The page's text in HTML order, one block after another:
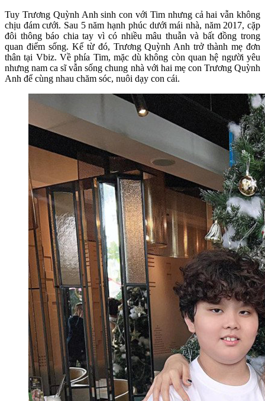
Tuy Trương Quỳnh Anh sinh con với Tim nhưng cả hai vẫn không
chịu đám cưới. Sau 5 năm hạnh phúc dưới mái nhà, năm 2017, cặp
đôi thông báo chia tay vì có nhiều mâu thuẫn và bất đồng trong
quan điểm sống. Kể từ đó, Trương Quỳnh Anh trở thành mẹ đơn
thân tại Vbiz. Về phía Tim, mặc dù không còn quan hệ người yêu
nhưng nam ca sĩ vẫn sống chung nhà với hai mẹ con Trương Quỳnh
Anh để cùng nhau chăm sóc, nuôi dạy con cái.